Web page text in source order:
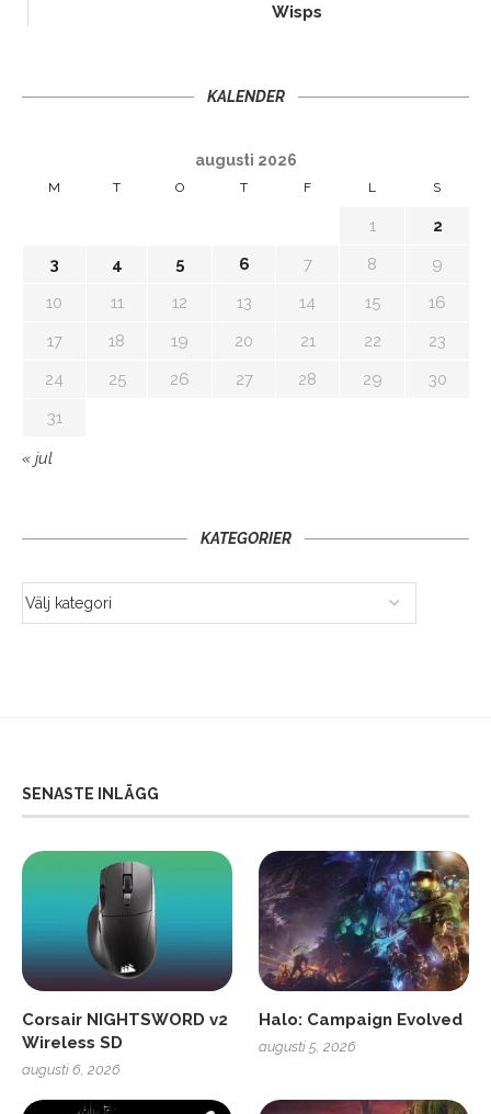
Wisps
KALENDER
augusti 2026
M T O T F L S
1
2
3
4 5 6 7 8
9
10
11 12 13 14 15
16
17
18 19 20 21 22
23
24
25 26 27 28 29
30
31
« jul
KATEGORIER
SENASTE INLÄGG
Corsair NIGHTSWORD v2
Wireless SD
augusti 6, 2026
Halo: Campaign Evolved
augusti 5, 2026